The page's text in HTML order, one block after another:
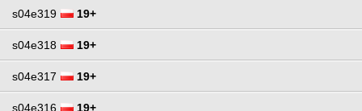
s04e319 19+
s04e318 19+
s04e317 19+
s04e316 19+